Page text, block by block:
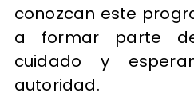
conozcan este
a formar parte
cuidado y
autoridad.